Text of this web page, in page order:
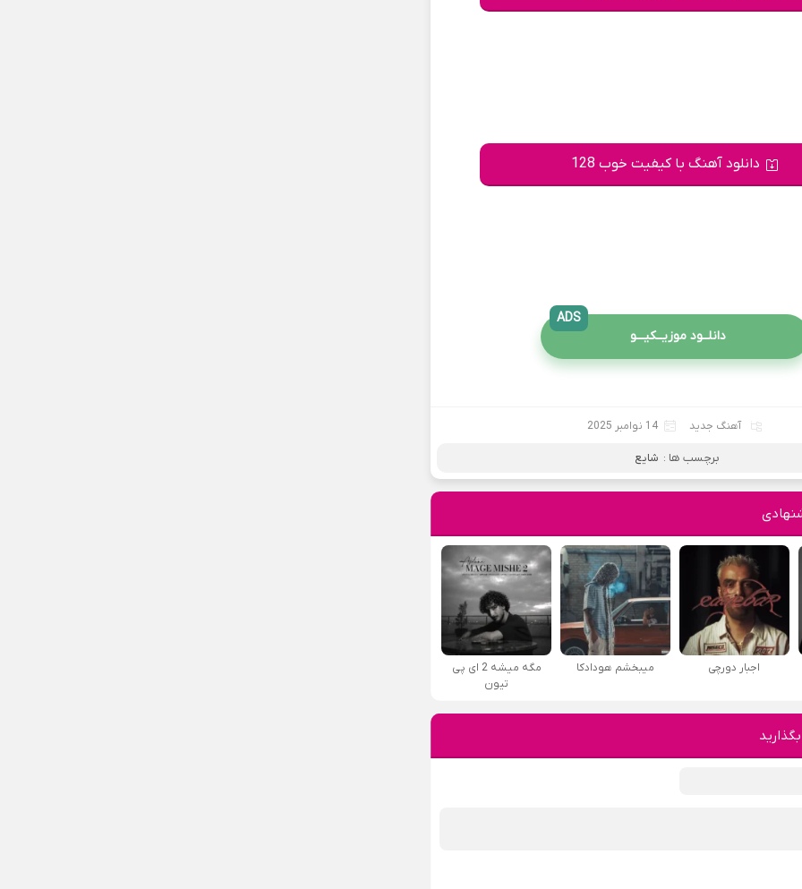
دانلود آهنگ با کیفیت خوب 128
دانلــود موزیــکیـــو
ADS
آهنگ جدید 14 نوامبر 2025
برچسب ها : شایع
اجبار دورچی میبخشم هودادکا
مگه میشه 2 ای پی
تیون